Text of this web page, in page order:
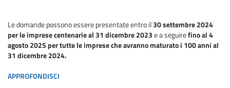
Le domande possono essere presentate entro il30 settembre 2024
per le imprese centenarie al 31 dicembre 2023e a seguirefino al 4
agosto 2025 per tutte le imprese che avranno maturato i 100 anni al
31 dicembre 2024.
APPROFONDISCI